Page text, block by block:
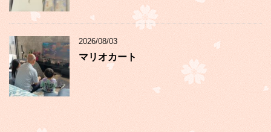
2026/08/03
マリオカート